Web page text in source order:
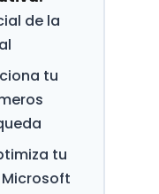
de la
tu
tu